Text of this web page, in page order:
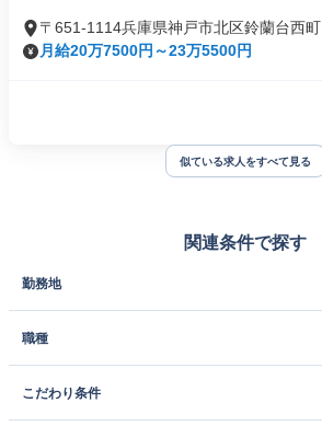
〒651-1114兵庫県神戸市北区鈴蘭台西町
月給20万7500円～23万5500円
似ている求人をすべて見る
関連条件で探す
勤務地
職種
こだわり条件